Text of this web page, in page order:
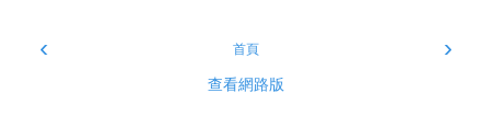
‹ ›
首頁
查看網路版